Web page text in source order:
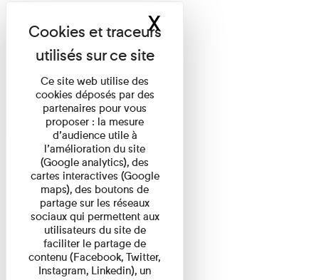
Ce site web utilise des
cookies déposés par des
partenaires pour vous
proposer : la mesure
d’audience utile à
l’amélioration du site
(Google analytics), des
cartes interactives (Google
maps), des boutons de
partage sur les réseaux
sociaux qui permettent aux
utilisateurs du site de
faciliter le partage de
contenu (Facebook, Twitter,
Instagram, Linkedin), un
XMasquer le